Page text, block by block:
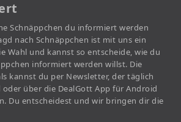
Schnäppchen du informiert werden
nach Schnäppchen ist mit uns ein
Wahl und kannst so entscheide, wie du
informiert werden willst. Die
kannst du per Newsletter, der täglich
über die DealGott App für Android
Du entscheidest und wir bringen dir die